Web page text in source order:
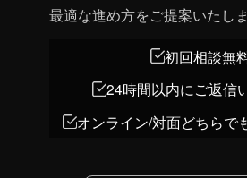
最適な進め方をご提案いたしま
初回相談無
24時間以内にご返信
オンライン/対面どちらで